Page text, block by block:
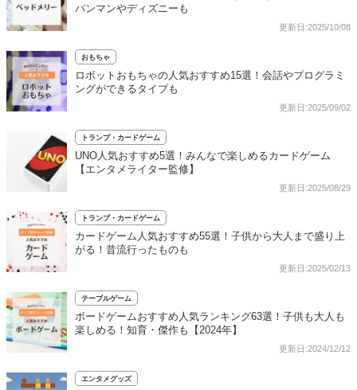
パンマンやディズニーも
更新日:2025/10/08
おもちゃ
ロボットおもちゃの人気おすすめ15選！会話やプログラミ
ングができるタイプも
更新日:2025/09/02
トランプ・カードゲーム
UNO人気おすすめ5選！みんなで楽しめるカードゲーム
【エンタメライター監修】
更新日:2025/08/29
トランプ・カードゲーム
カードゲーム人気おすすめ55選！子供から大人まで盛り上
がる！昔流行ったものも
更新日:2025/02/13
テーブルゲーム
ボードゲームおすすめ人気ランキング63選！子供も大人も
楽しめる！知育・傑作も【2024年】
更新日:2024/12/12
エンタメグッズ